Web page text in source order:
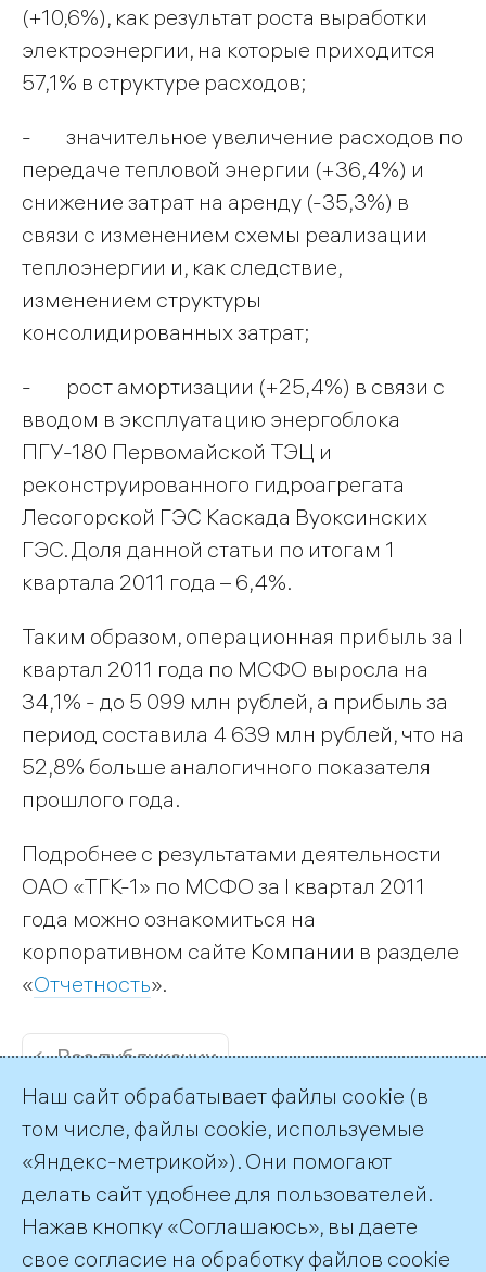
(+10,6%), как результат роста выработки
электроэнергии, на которые приходится
57,1% в структуре расходов;
- значительное увеличение расходов по
передаче тепловой энергии (+36,4%) и
снижение затрат на аренду (-35,3%) в
связи с изменением схемы реализации
теплоэнергии и, как следствие,
изменением структуры
консолидированных затрат;
- рост амортизации (+25,4%) в связи с
вводом в эксплуатацию энергоблока
ПГУ-180 Первомайской ТЭЦ и
реконструированного гидроагрегата
Лесогорской ГЭС Каскада Вуоксинских
ГЭС. Доля данной статьи по итогам 1
квартала 2011 года – 6,4%.
Таким образом, операционная прибыль за I
квартал 2011 года по МСФО выросла на
34,1% - до 5 099 млн рублей, а прибыль за
период составила 4 639 млн рублей, что на
52,8% больше аналогичного показателя
прошлого года.
Подробнее с результатами деятельности
ОАО «ТГК-1» по МСФО за I квартал 2011
года можно ознакомиться на
корпоративном сайте Компании в разделе
«Отчетность».
← Все публикации
Пресс-служба ТГК-1
Наш сайт обрабатывает файлы cookie (в
том числе, файлы cookie, используемые
«Яндекс-метрикой»). Они помогают
делать сайт удобнее для пользователей.
Нажав кнопку «Соглашаюсь», вы даете
свое согласие на обработку файлов cookie